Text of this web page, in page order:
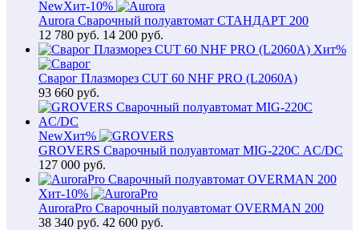
NewХит-10%
Aurora Сварочный полуавтомат СТАНДАРТ 200
12 780 руб. 14 200 руб.
Хит%
Сварог Плазморез CUT 60 NHF PRO (L2060A)
93 660 руб.
NewХит%
GROVERS Сварочный полуавтомат MIG-220С AC/DC
127 000 руб.
Хит-10%
AuroraPro Сварочный полуавтомат OVERMAN 200
38 340 руб. 42 600 руб.